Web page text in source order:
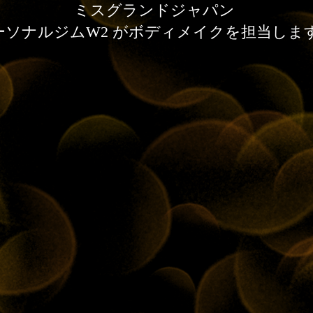
ミスグランドジャパン
ソナルジムW2 がボディメイクを担当しま